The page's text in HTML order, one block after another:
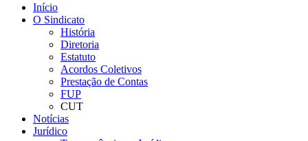
Início
O Sindicato
História
Diretoria
Estatuto
Acordos Coletivos
Prestação de Contas
FUP
CUT
Notícias
Jurídico